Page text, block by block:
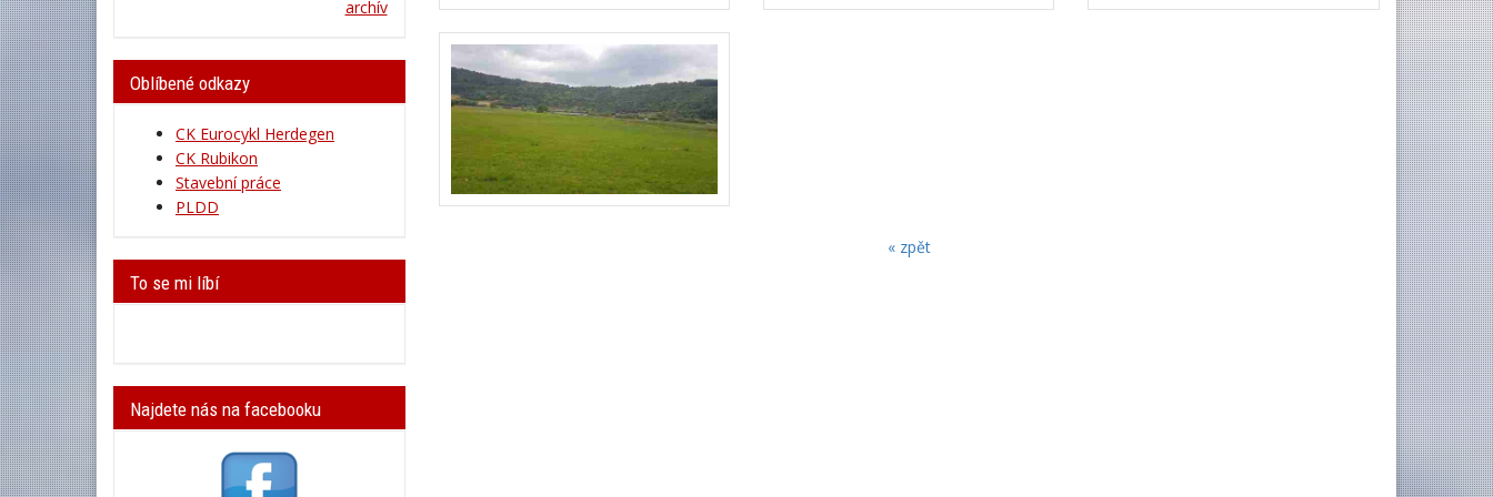
« zpět
archív
Oblíbené odkazy
CK Eurocykl Herdegen
CK Rubikon
Stavební práce
PLDD
To se mi líbí
Najdete nás na facebooku